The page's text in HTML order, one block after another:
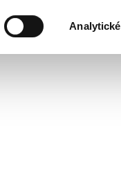
Analytické